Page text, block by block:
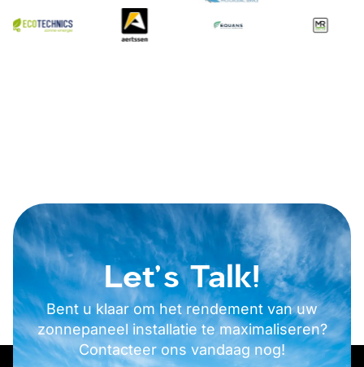
Let's Talk!
Bent u klaar om het rendement van uw
zonnepaneel installatie te maximaliseren?
Contacteer ons vandaag nog!